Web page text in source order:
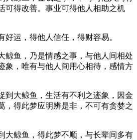
可得改善。事业可得他人相助之机
好运，得他人信任，得财容易。
鲸鱼，乃是情感之事，与他人间相处
象，唯有与他人间用心相待，感情方
到大鲸鱼，生活有不利之迹象，因金
，得此梦应明辨是非，不可有贪婪之
大鲸鱼，得此梦不顺，与长辈间多有